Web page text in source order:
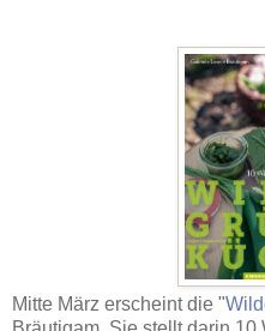
Mitte März erscheint die "